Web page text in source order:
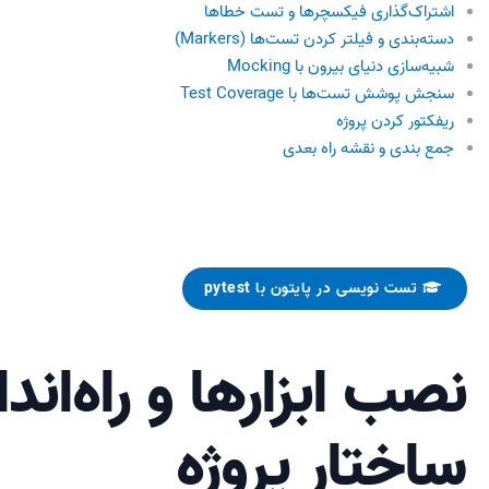
اشتراک‌گذاری فیکسچرها و تست خطاها
دسته‌بندی و فیلتر کردن تست‌ها (Markers)
شبیه‌سازی دنیای بیرون با Mocking
سنجش پوشش تست‌ها با Test Coverage
ریفکتور کردن پروژه
جمع بندی و نقشه راه بعدی
تست نویسی در پایتون با pytest
نصب ابزارها و
ساختار پروژه